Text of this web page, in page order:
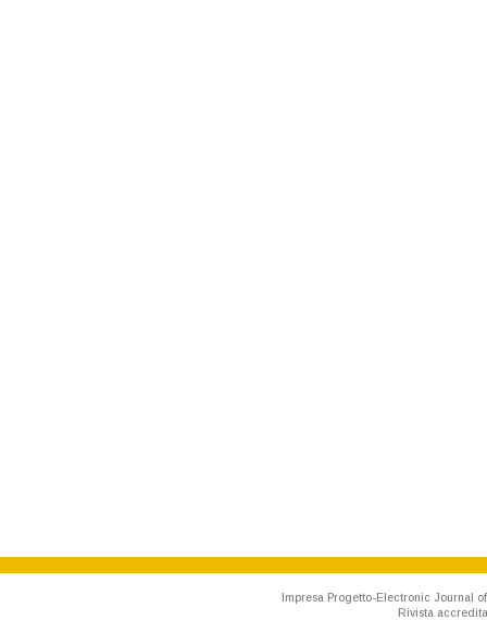
Impresa Progetto-Electronic Journal
Rivista